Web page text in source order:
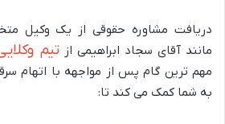
دریافت مشاوره حقوقی از یک وکیل
مانند آقای سجاد ابراهیمی از تیم
مهم ترین گام پس از مواجهه با اتهام
به شما کمک می کند تا: